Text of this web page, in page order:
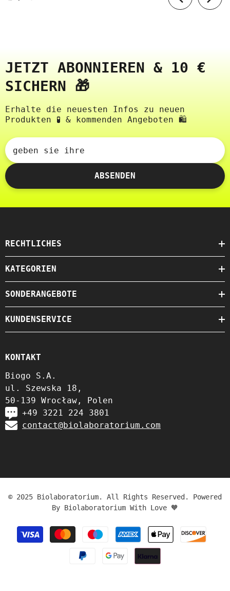
JETZT ABONNIEREN & 10 €
SICHERN 🎁
Erhalte die neuesten Infos zu neuen
Produkten 🧪 & kommenden Angeboten 🛍️
geben sie ihre
ABSENDEN
RECHTLICHES
KATEGORIEN
SONDERANGEBOTE
KUNDENSERVICE
KONTAKT
Biogo S.A.
ul. Szewska 18,
50-139 Wrocław, Polen
+49 3221 224 3801
contact@biolaboratorium.com
© 2025 Biolaboratorium. All Rights Reserved. Powered
By Biolaboratorium With Love 🧡
Zahlungsmethoden